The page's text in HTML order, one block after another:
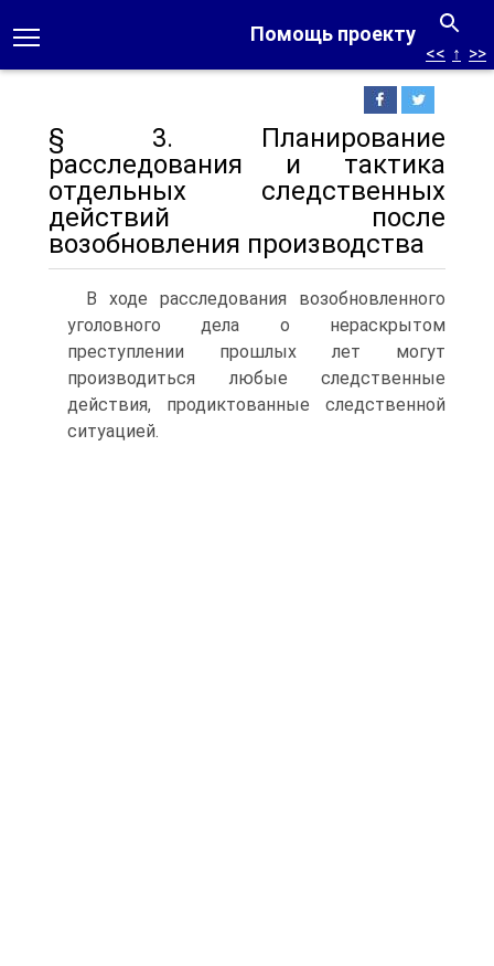
Помощь проекту
<< ↑ >>
§ 3. Планирование
расследования и тактика
отдельных следственных
действий после
возобновления производства
В ходе расследования возобновленного
уголовного дела о нераскрытом
преступлении прошлых лет могут
производиться любые следственные
действия, продиктованные следственной
ситуацией.